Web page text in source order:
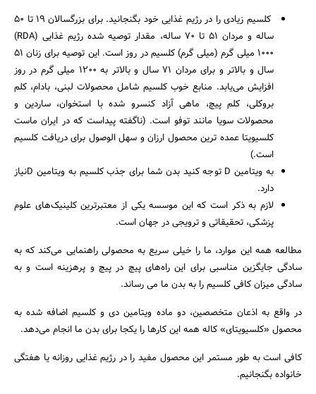
کلسیم زیادی را در رژیم غذایی خود بگنجانید. برای بزرگسالان 19 تا 50
ساله و مردان 51 تا 70 ساله، مقدار توصیه شده رژیم غذایی (RDA)
1000 میلی گرم (میلی گرم) کلسیم در روز است. این توصیه برای زنان 51
سال و بالاتر و برای مردان 71 سال و بالاتر به 1200 میلی گرم در روز
افزایش می‌یابد. منابع خوب کلسیم شامل محصولات لبنی، بادام، کلم
بروکلی، کلم پیچ، ماهی آزاد کنسرو شده با استخوان، ساردین و
محصولات سویا مانند توفو است. (ناگفته پیداست که در ایران ماست
کلسیویتا عمده ترین محصول ارزان و سهل الوصول برای دریافت کلسیم
است.)
به ویتامین D توجه کنید بدن شما برای جذب کلسیم به ویتامین Dنیاز
دارد.
لازم به ذکر است که این موسسه یکی از معتبرترین کلینیک‌های علوم
پزشکی، تحقیقاتی و ترویجی در جهان است.
مطالعه همه این موارد، ما را خیلی سریع به محصولی راهنمایی می‌کند که به
سادگی جایگزین مناسبی برای این راه‌های پیچ در پیچ و پرهزینه است و به
سادگی میزان کافی کلسیم را به بدن ما می رساند.
در واقع به اذعان متخصصین، دو ماده ویتامین دی و کلسیم اضافه شده به
محصول «کلسیویتای» کاله همه این کارها را یکجا برای بدن ما انجام می‌دهد.
کافی است به طور مستمر این محصول مفید را در رژیم غذایی روزانه یا هفتگی
خانواده بگنجانیم.